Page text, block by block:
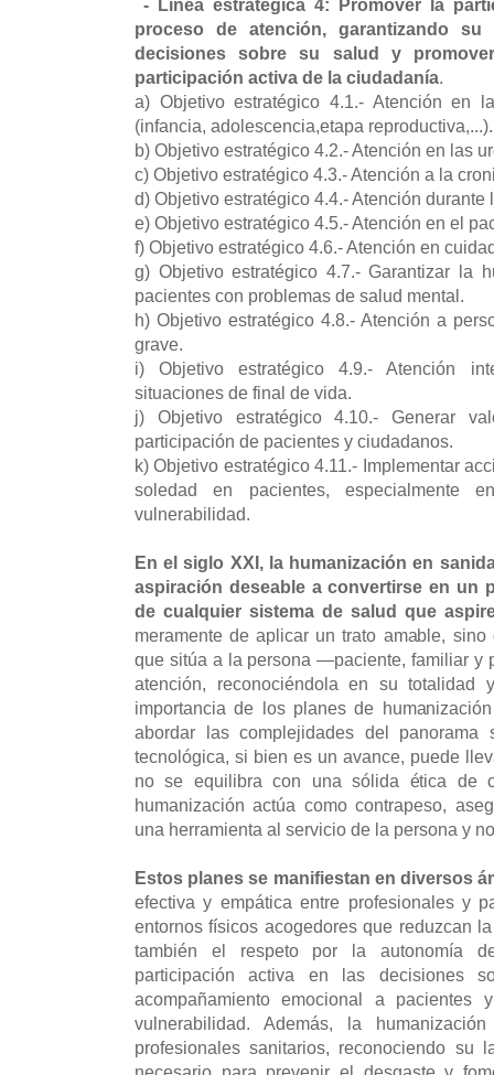
- Línea estratégica 4: Promover la
proceso de atención, garantizando
decisiones sobre su salud y
participación activa de la ciudadanía.
a) Objetivo estratégico 4.1.- Atención en
(infancia, adolescencia,etapa
b) Objetivo estratégico 4.2.- Atención en las
c) Objetivo estratégico 4.3.- Atención a la
d) Objetivo estratégico 4.4.- Atención
e) Objetivo estratégico 4.5.- Atención en el
f) Objetivo estratégico 4.6.- Atención en
g) Objetivo estratégico 4.7.- Garantizar la
pacientes con problemas de salud mental.
h) Objetivo estratégico 4.8.- Atención a
grave.
i) Objetivo estratégico 4.9.- Atención
situaciones de final de vida.
j) Objetivo estratégico 4.10.- Generar
participación de pacientes y ciudadanos.
k) Objetivo estratégico 4.11.- Implementar
soledad en pacientes, especialmente
vulnerabilidad.
En el siglo XXI, la humanización en
aspiración deseable a convertirse en un
de cualquier sistema de salud que
meramente de aplicar un trato amable,
que sitúa a la persona —paciente, familiar y
atención, reconociéndola en su totalidad
importancia de los planes de
abordar las complejidades del panorama
tecnológica, si bien es un avance, puede
no se equilibra con una sólida ética de
humanización actúa como contrapeso,
una herramienta al servicio de la persona y
Estos planes se manifiestan en diversos
efectiva y empática entre profesionales y
entornos físicos acogedores que reduzcan
también el respeto por la autonomía
participación activa en las decisiones
acompañamiento emocional a pacientes
vulnerabilidad. Además, la
profesionales sanitarios, reconociendo su